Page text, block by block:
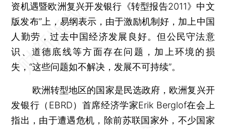
资机遇暨欧洲复兴开发银行《转型报告2011》中文
版发布”上，易纲表示，由于激励机制好，加上中国
人勤劳，过去中国经济发展良好。但公民守法意
识、道德底线等方面存在问题，加上环境的损
失，“这些问题如不解决，发展不可持续”。
欧洲转型地区的国家是民选政府，欧洲复兴开
发银行（EBRD）首席经济学家Erik Berglof在会上
指出，由于遭遇危机，除前苏联国家外，不少国家